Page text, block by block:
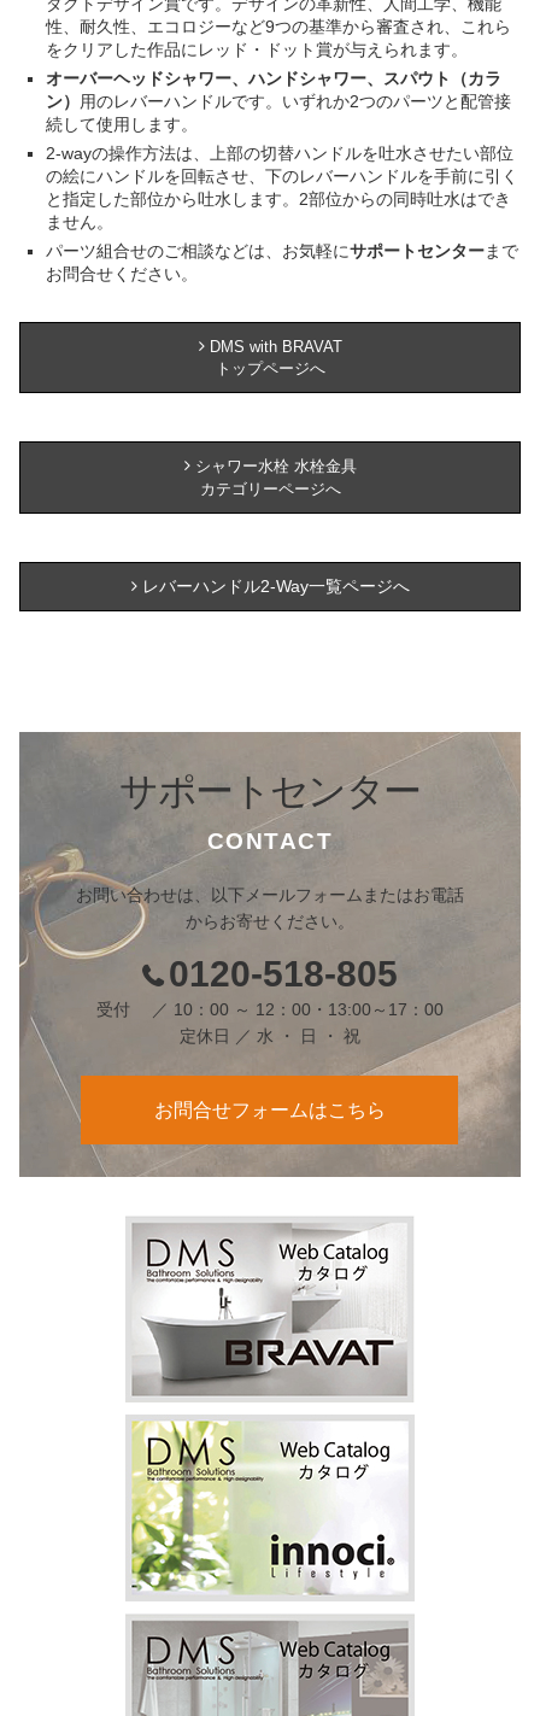
性、耐久性、エコロジーなど9つの基準から審査され、これら
をクリアした作品にレッド・ドット賞が与えられます。
オーバーヘッドシャワー、ハンドシャワー、
スパウト（カラ
ン）
用のレバーハンドルです。いずれか2つのパーツと配管接
続して使用します。
2-wayの操作方法は、上部の切替ハンドルを吐水させたい部位
の絵にハンドルを回転させ、下のレバーハンドルを手前に引く
と指定した部位から吐水します。2部位からの同時吐水はでき
ません。
パーツ組合せのご相談などは、お気軽にサポートセンターまで
お問合せください。
DMS with BRAVAT
トップページへ
シャワー水栓 水栓金具
カテゴリーページへ
レバーハンドル2-Way一覧ページへ
サポートセンター
CONTACT
お問い合わせは、以下メールフォームまたはお電話
からお寄せください。
0120-518-805
受付 ／ 10：00 ～ 12：00・13:00～17：00
定休日 ／ 水 ・ 日 ・ 祝
お問合せフォームはこちら